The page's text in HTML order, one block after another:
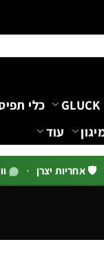
GLUCK כלי
עוד
🛡️ אחריות יצרן ·